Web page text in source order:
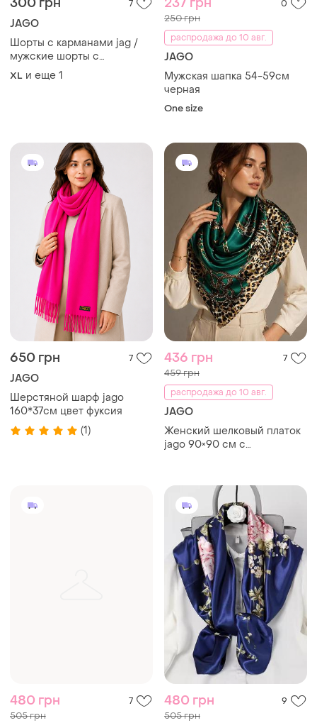
7
JAGO
Шорты с карманами jag /
мужские шорты с
карманами
XL и еще 1
0
250 грн
распродажа до 10 авг.
JAGO
Мужская шапка 54-59см
черная
One size
650 грн 7
JAGO
Шерстяной шарф jago
160*37см цвет фуксия
(1)
436 грн 7
459 грн
распродажа до 10 авг.
JAGO
Женский шелковый платок
jago 90×90 см с
480 грн 7
505 грн
480 грн 9
505 грн